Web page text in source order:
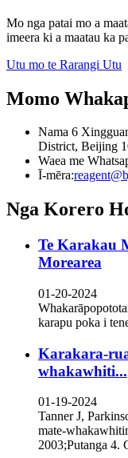
Mo nga patai mo a
imeera ki a maatau ka
Utu mo te Rarangi Utu
Momo
Nama 6
District, Beijing
Waea me
Ī-mēra:
Nga Korero
Te Karakau
Morearea
01-20-2024
karapu poka i
Karakara-
whakawhiti...
01-19-2024
Tanner J,
mate-
2003;Putanga 4.